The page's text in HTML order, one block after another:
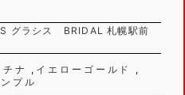
グラシス BRIDAL 札幌駅前
ナ
イエローゴールド
プル